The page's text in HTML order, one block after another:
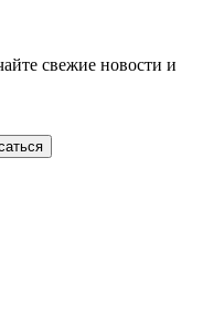
свежие новости и